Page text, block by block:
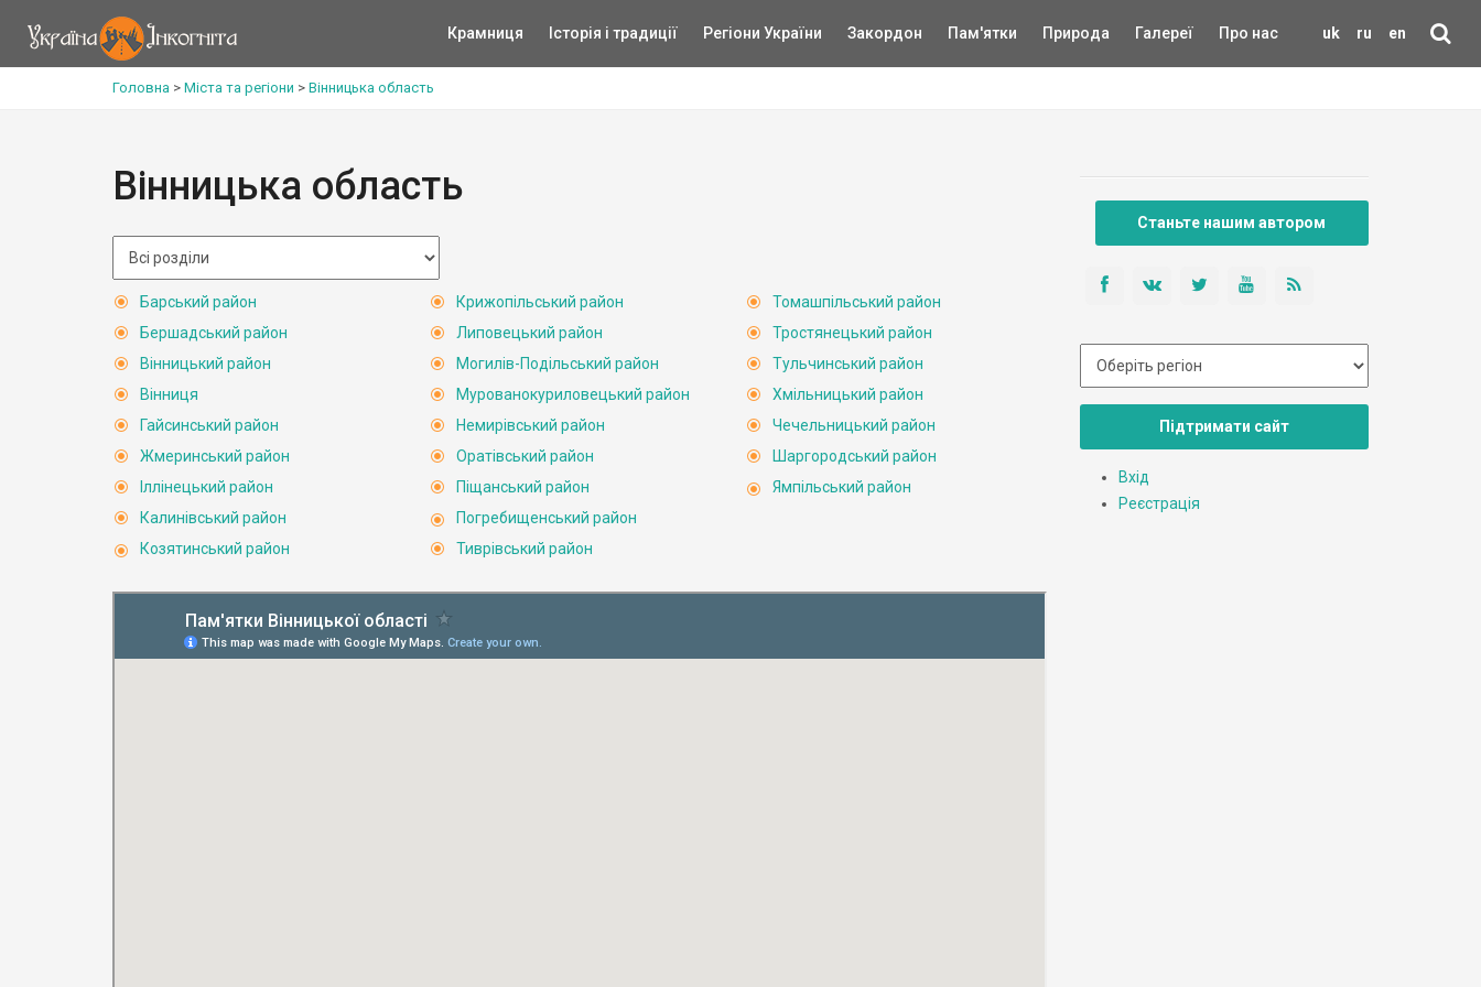
uk ru en
Крамниця Історія і традиції Регіони України Закордон Пам'ятки Природа Галереї Про нас
Головна > Міста та регіони > Вінницька область
Вінницька область
Барський район
Бершадський район
Вінницький район
Вінниця
Гайсинський район
Жмеринський район
Іллінецький район
Калинівський район
Козятинський район
Крижопільський район
Липовецький район
Могилів-Подільський район
Мурованокуриловецький район
Немирівський район
Оратівський район
Піщанський район
Погребищенський район
Тиврівський район
Томашпільський район
Тростянецький район
Тульчинський район
Хмільницький район
Чечельницький район
Шаргородський район
Ямпільський район
Станьте нашим автором
Підтримати сайт
Вхід
Реєстрація